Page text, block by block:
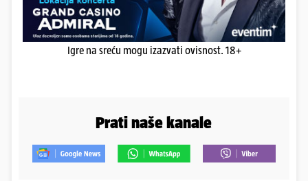
Igre na sreću mogu izazvati ovisnost. 18+
Prati naše kanale